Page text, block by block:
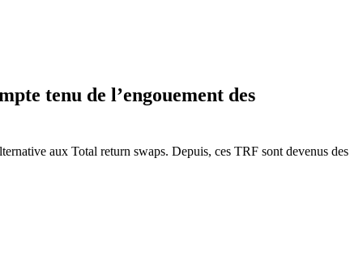
tenu de l’engouement des
aux Total return swaps. Depuis, ces TRF sont devenus des